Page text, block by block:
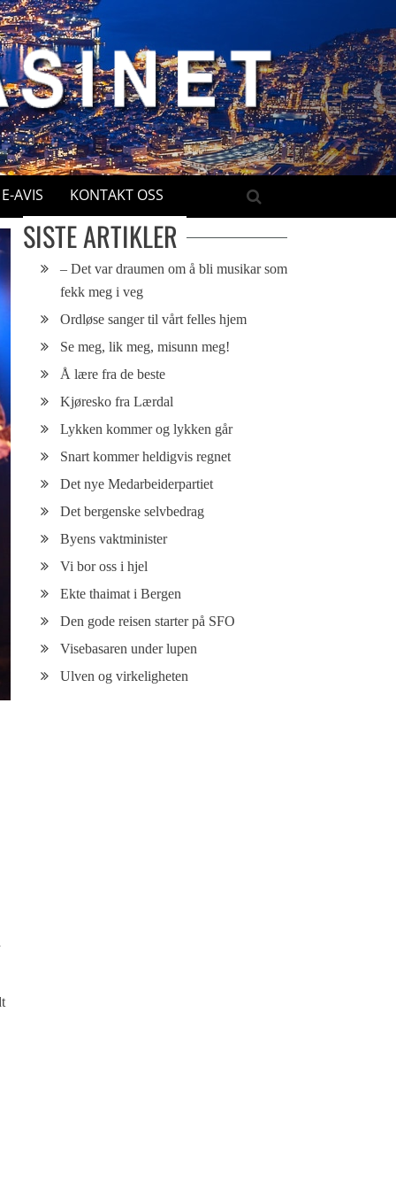
E-AVIS KONTAKT OSS
SISTE ARTIKLER
– Det var draumen om å bli musikar som
fekk meg i veg
Ordløse sanger til vårt felles hjem
Se meg, lik meg, misunn meg!
Å lære fra de beste
Kjøresko fra Lærdal
Lykken kommer og lykken går
Snart kommer heldigvis regnet
Det nye Medarbeiderpartiet
Det bergenske selvbedrag
Byens vaktminister
Vi bor oss i hjel
Ekte thaimat i Bergen
Den gode reisen starter på SFO
Visebasaren under lupen
Ulven og virkeligheten